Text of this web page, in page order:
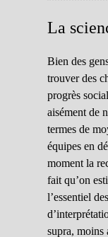
La
Bien des
trouver des
progrès
aisément de
termes de
équipes en
moment la
fait qu’on
l’essentiel
supra, moins